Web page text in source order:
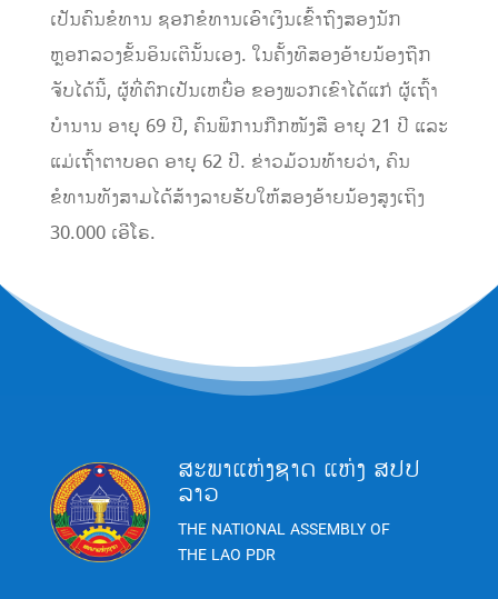
ເປັນຄົນຂໍທານ ຊອກຂໍທານເອົາເງິນເຂົ້າຖົງສອງນັກ
ຫຼອກລວງຂັ້ນອິນເຕີນັ້ນເອງ. ໃນຄັ້ງທີສອງອ້າຍນ້ອງຖືກ
ຈັບໄດ້ນີ້, ຜູ້ທີ່ຕົກເປັນເຫຍື່ອ ຂອງພວກເຂົາໄດ້ແກ່ ຜູ້ເຖົ້າ
ບຳນານ ອາຍຸ 69 ປີ, ຄົນພິການກືກໜັງສື ອາຍຸ 21 ປີ ແລະ
ແມ່ເຖົ້າຕາບອດ ອາຍຸ 62 ປີ. ຂ່າວມ້ວນທ້າຍວ່າ, ຄົນ
ຂໍທານທັງສາມໄດ້ສ້າງລາຍຮັບໃຫ້ສອງອ້າຍນ້ອງສູງເຖິງ
30.000 ເອີໂຣ.
ສະພາແຫ່ງຊາດ ແຫ່ງ ສປປ
ລາວ
THE NATIONAL ASSEMBLY OF
THE LAO PDR